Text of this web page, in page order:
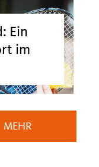
Ein
im
MEHR